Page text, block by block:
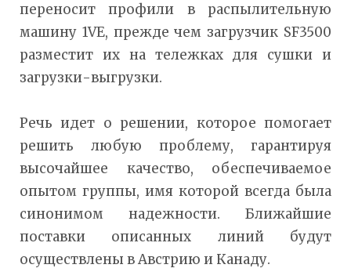
переносит профили в распылительную
машину 1VE, прежде чем загрузчик SF3500
разместит их на тележках для сушки и
загрузки-выгрузки.
Речь идет о решении, которое помогает
решить любую проблему, гарантируя
высочайшее качество, обеспечиваемое
опытом группы, имя которой всегда была
синонимом надежности. Ближайшие
поставки описанных линий будут
осуществлены в Австрию и Канаду.